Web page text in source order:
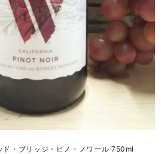
ド・ブリッジ・ピノ・ノワール 750ml